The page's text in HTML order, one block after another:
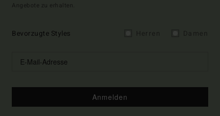
Angebote zu erhalten.
Bevorzugte Styles
Anmelden